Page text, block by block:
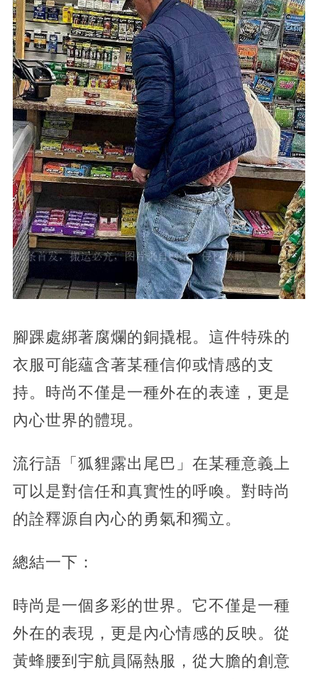
腳踝處綁著腐爛的銅撬棍。這件特殊的
衣服可能蘊含著某種信仰或情感的支
持。時尚不僅是一種外在的表達，更是
內心世界的體現。
流行語「狐貍露出尾巴」在某種意義上
可以是對信任和真實性的呼喚。對時尚
的詮釋源自內心的勇氣和獨立。
總結一下：
時尚是一個多彩的世界。它不僅是一種
外在的表現，更是內心情感的反映。從
黃蜂腰到宇航員隔熱服，從大膽的創意